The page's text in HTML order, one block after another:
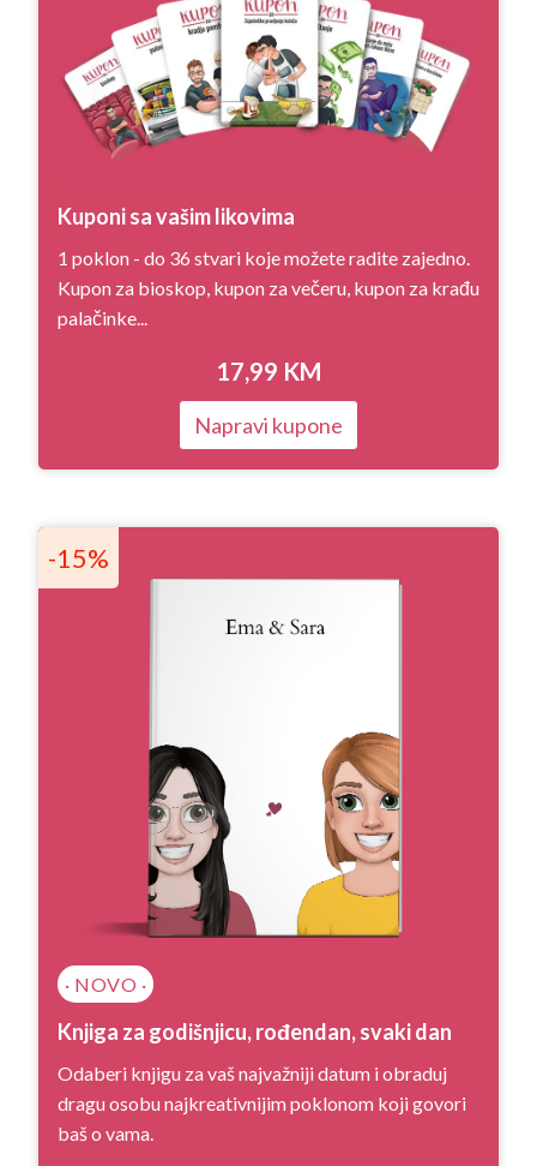
Kuponi sa vašim likovima
1 poklon - do 36 stvari koje možete radite zajedno.
Kupon za bioskop, kupon za večeru, kupon za krađu
palačinke...
17,99 KM
Napravi kupone
-15%
· NOVO ·
Knjiga za godišnjicu, rođendan, svaki dan
Odaberi knjigu za vaš najvažniji datum i obraduj
dragu osobu najkreativnijim poklonom koji govori
baš o vama.